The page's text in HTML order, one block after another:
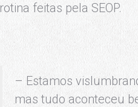
rotina feitas pela SEOP.
– Estamos
mas tudo aconteceu